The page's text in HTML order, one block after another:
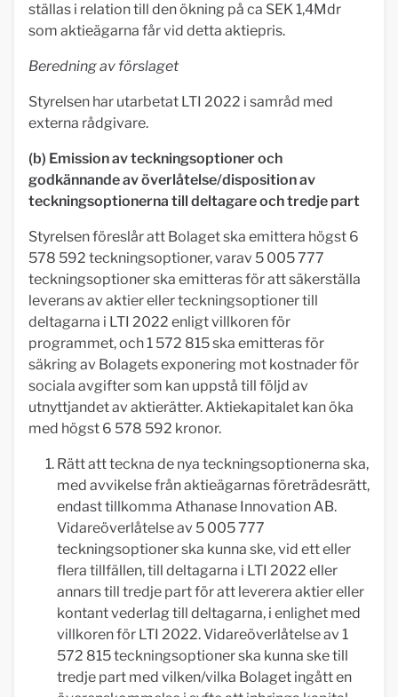
ställas i relation till den ökning på ca SEK 1,4Mdr
som aktieägarna får vid detta aktiepris.
Beredning av förslaget
Styrelsen har utarbetat LTI 2022 i samråd med
externa rådgivare.
(b) Emission av teckningsoptioner och
godkännande av överlåtelse/disposition av
teckningsoptionerna till deltagare och tredje part
Styrelsen föreslår att Bolaget ska emittera högst 6
578 592 teckningsoptioner, varav 5 005 777
teckningsoptioner ska emitteras för att säkerställa
leverans av aktier eller teckningsoptioner till
deltagarna i LTI 2022 enligt villkoren för
programmet, och 1 572 815 ska emitteras för
säkring av Bolagets exponering mot kostnader för
sociala avgifter som kan uppstå till följd av
utnyttjandet av aktierätter. Aktiekapitalet kan öka
med högst 6 578 592 kronor.
Rätt att teckna de nya teckningsoptionerna ska,
med avvikelse från aktieägarnas företrädesrätt,
endast tillkomma Athanase Innovation AB.
Vidareöverlåtelse av 5 005 777
teckningsoptioner ska kunna ske, vid ett eller
flera tillfällen, till deltagarna i LTI 2022 eller
annars till tredje part för att leverera aktier eller
kontant vederlag till deltagarna, i enlighet med
villkoren för LTI 2022. Vidareöverlåtelse av 1
572 815 teckningsoptioner ska kunna ske till
tredje part med vilken/vilka Bolaget ingått en